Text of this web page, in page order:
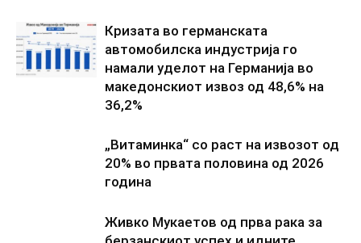
Кризата во германската
автомобилска индустрија го
намали уделот на Германија во
македонскиот извоз од 48,6% на
36,2%
„Витаминка“ со раст на извозот од
20% во првата половина од 2026
година
Живко Мукаетов од прва рака за